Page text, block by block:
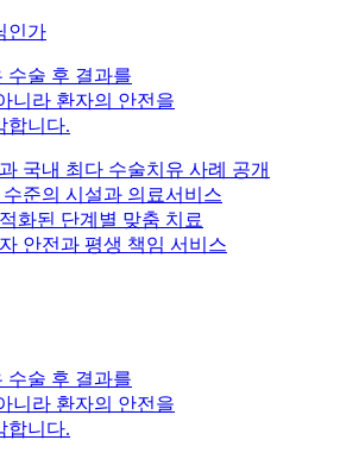
인가
수술 후 결과를
니라 환자의 안전을
합니다.
국내 최다 수술치유 사례 공개
준의 시설과 의료서비스
화된 단계별 맞춤 치료
안전과 평생 책임 서비스
수술 후 결과를
니라 환자의 안전을
합니다.